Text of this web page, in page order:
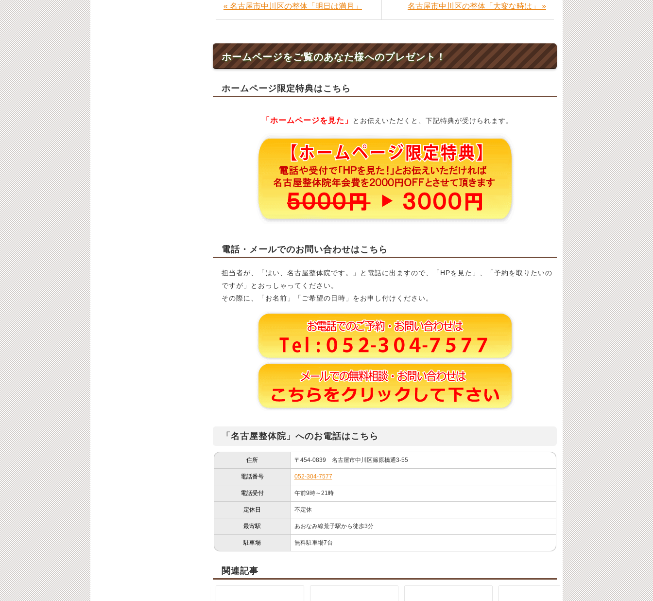
« 名古屋市中川区の整体「明日は満月」 名古屋市中川区の整体「大変な時は」 »
ホームページをご覧のあなた様へのプレゼント！
ホームページ限定特典はこちら
「ホームページを見た」 とお伝えいただくと、下記特典が受けられます。
電話・メールでのお問い合わせはこちら
担当者が、「はい、名古屋整体院です。」と電話に出ますので、「HPを見た」、「予約を取りたいの
ですが」とおっしゃってください。
その際に、「お名前」「ご希望の日時」をお申し付けください。
「名古屋整体院」へのお電話はこちら
住所 〒454-0839 名古屋市中川区篠原橋通3-55
電話番号 052-304-7577
電話受付 午前9時～21時
定休日 不定休
最寄駅 あおなみ線荒子駅から徒歩3分
駐車場 無料駐車場7台
関連記事